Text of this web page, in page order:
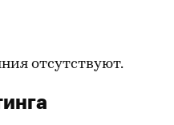
отсутствуют.